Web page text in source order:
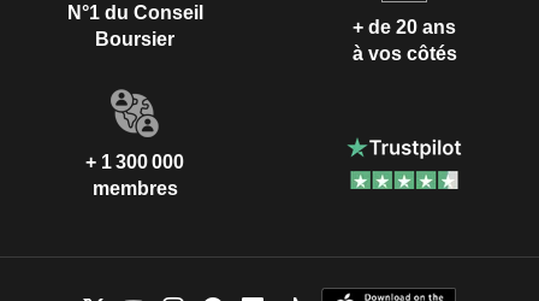
N°1 du Conseil
Boursier
+ de 20 ans
à vos côtés
+ 1 300 000
membres